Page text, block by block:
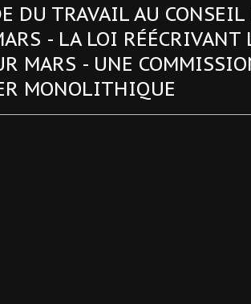
DU TRAVAIL AU CONSEIL
- LA LOI RÉÉCRIVANT
MARS - UNE
MONOLITHIQUE